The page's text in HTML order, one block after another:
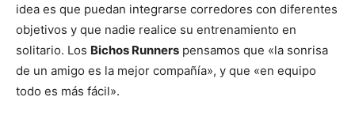
idea es que puedan integrarse corredores con diferentes
objetivos y que nadie realice su entrenamiento en
solitario. Los Bichos Runners pensamos que «la sonrisa
de un amigo es la mejor compañía», y que «en equipo
todo es más fácil».